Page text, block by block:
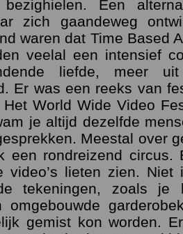
Een
zich gaandeweg
waren dat Time Based
veelal een intensief
liefde, meer uit
Er was een reeks van
World Wide Video
je altijd dezelfde
Meestal over
een rondreizend circus.
video’s lieten zien.
tekeningen, zoals je
omgebouwde
gemist kon worden.